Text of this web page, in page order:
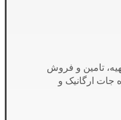
تامین و فروش
جات ارگانیک و